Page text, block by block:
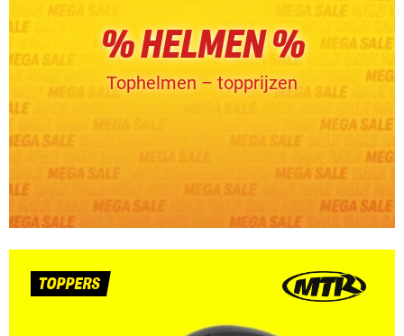
% HELMEN %
Tophelmen – topprijzen
TOPPERS